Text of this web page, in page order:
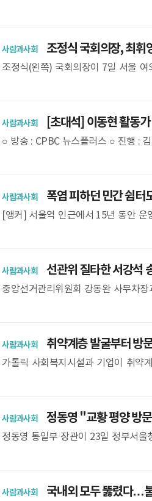
아니라는 사실을 알려주고, 그 벽을
사람과사회조정식 국회의장, 최휘
조정식(왼쪽) 국회의장이 7일 서울
견하고 기념촬영을 하고 있다. 국회
사람과사회[초대석] 이동현 활동가
○ 방송 : CPBC 뉴스플러스 ○ 진행 :
이동현 홈리스행동 상임활동가와 좀
사람과사회폭염 피하던 민간 쉼터
[앵커] 서울역 인근에서 15년 동안 운
를 피하던 공간이 사라지게 되면서
사람과사회선관위 질타한 서강석
중앙선거관리위원회 강동완 사무차
파구청장 등 관계자들에게 6ㆍ3 지
사람과사회취약계층 발굴부터 방
가톨릭 사회복지시설과 기업이 취약
밀착형 돌봄을 펼쳐 주목받고 있다.
사람과사회정동영 "교황 평양 방
정동영 통일부 장관이 23일 정부서
동영 통일부 장관은 23일 "북쪽에서
사람과사회국내외 모두 뚫렸다…불